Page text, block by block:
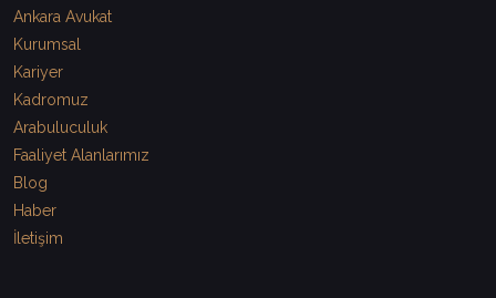
Ankara Avukat
Kurumsal
Kariyer
Kadromuz
Arabuluculuk
Faaliyet Alanlarımız
Blog
Haber
İletişim